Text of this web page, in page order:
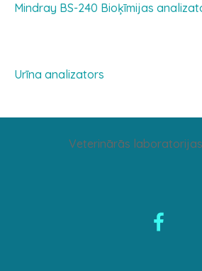
Mindray BS-240 Bioķīmijas
Urīna analizators
Veterinārās